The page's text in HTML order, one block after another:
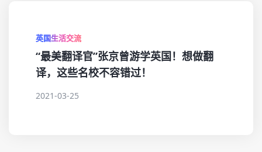
英国生活交流
“最美翻译官”张京曾游学英国！想做翻
译，这些名校不容错过！
2021-03-25